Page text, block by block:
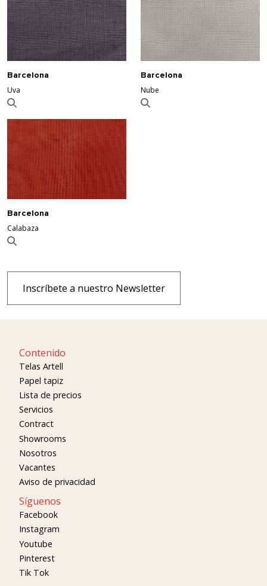
Barcelona
Uva
Barcelona
Nube
Barcelona
Calabaza
Inscríbete a nuestro Newsletter
Contenido
Telas Artell
Papel tapiz
Lista de precios
Servicios
Contract
Showrooms
Nosotros
Vacantes
Aviso de privacidad
Síguenos
Facebook
Instagram
Youtube
Pinterest
Tik Tok